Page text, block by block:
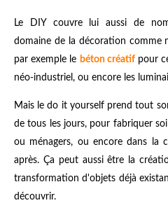
Le DIY couvre lui aussi de
domaine de la décoration comme
par exemple le béton créatifpour
néo-industriel, ou encore les
Mais le do it yourself prend tout
de tous les jours, pour fabriquer
ou ménagers, ou encore dans la
après. Ça peut aussi être la
transformation d'objets déjà
découvrir.